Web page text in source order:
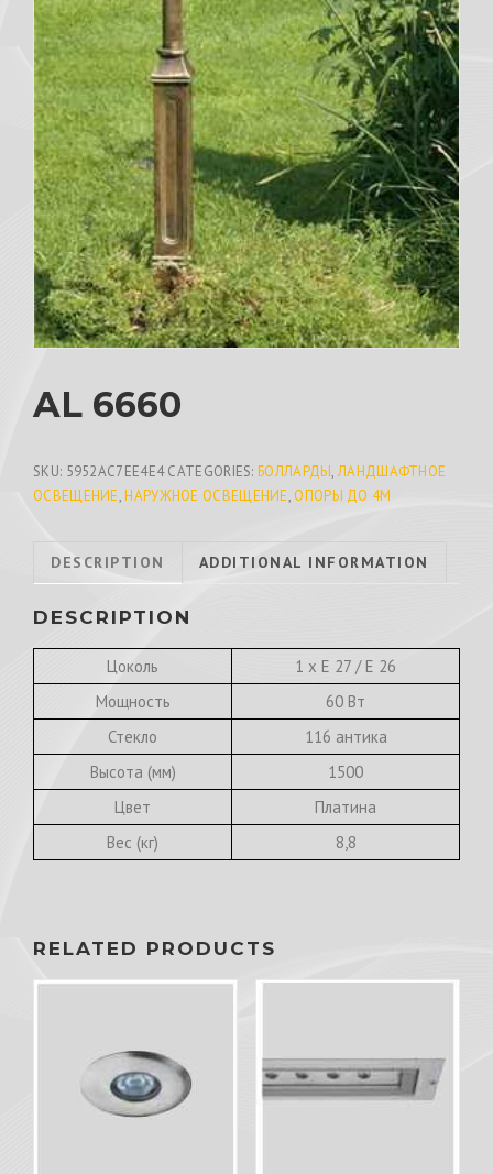
AL 6660
SKU: 5952AC7EE4E4 CATEGORIES:БОЛЛАРДЫ,ЛАНДШАФТНОЕ
ОСВЕЩЕНИЕ,НАРУЖНОЕ ОСВЕЩЕНИЕ, ОПОРЫ ДО 4М
DESCRIPTION ADDITIONAL INFORMATION
DESCRIPTION
Цоколь
1 х E 27 / E 26
Мощность
60 Вт
Стекло
116 антика
Высота (мм)
1500
Цвет
Платина
Вес (кг)
8,8
RELATED PRODUCTS